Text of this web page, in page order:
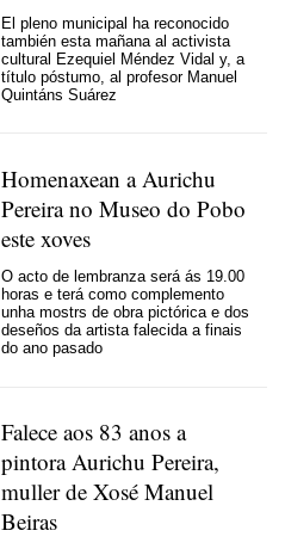
El pleno municipal ha reconocido
también esta mañana al activista
cultural Ezequiel Méndez Vidal y, a
título póstumo, al profesor Manuel
Quintáns Suárez
Homenaxean a Aurichu
Pereira no Museo do Pobo
este xoves
O acto de lembranza será ás 19.00
horas e terá como complemento
unha mostrs de obra pictórica e dos
deseños da artista falecida a finais
do ano pasado
Falece aos 83 anos a
pintora Aurichu Pereira,
muller de Xosé Manuel
Beiras